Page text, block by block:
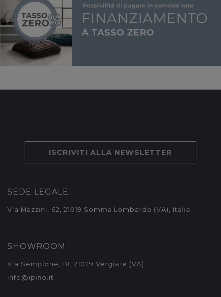
ISCRIVITI ALLA NEWSLETTER
SEDE LEGALE
Via Mazzini, 62, 21019 Somma Lombardo (VA), Italia
SHOWROOM
Via Sempione, 18, 21029 Vergiate (VA)
info@ipino.it